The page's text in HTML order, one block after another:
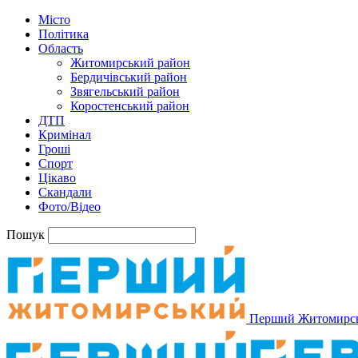
Місто
Політика
Область
Житомирський район
Бердичівський район
Звягельський район
Коростенський район
ДТП
Кримінал
Гроші
Спорт
Цікаво
Скандали
Фото/Відео
Пошук
Перший